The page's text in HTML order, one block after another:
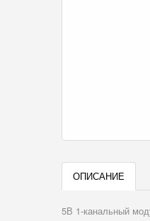
ОПИСАНИЕ
5В 1-канальный